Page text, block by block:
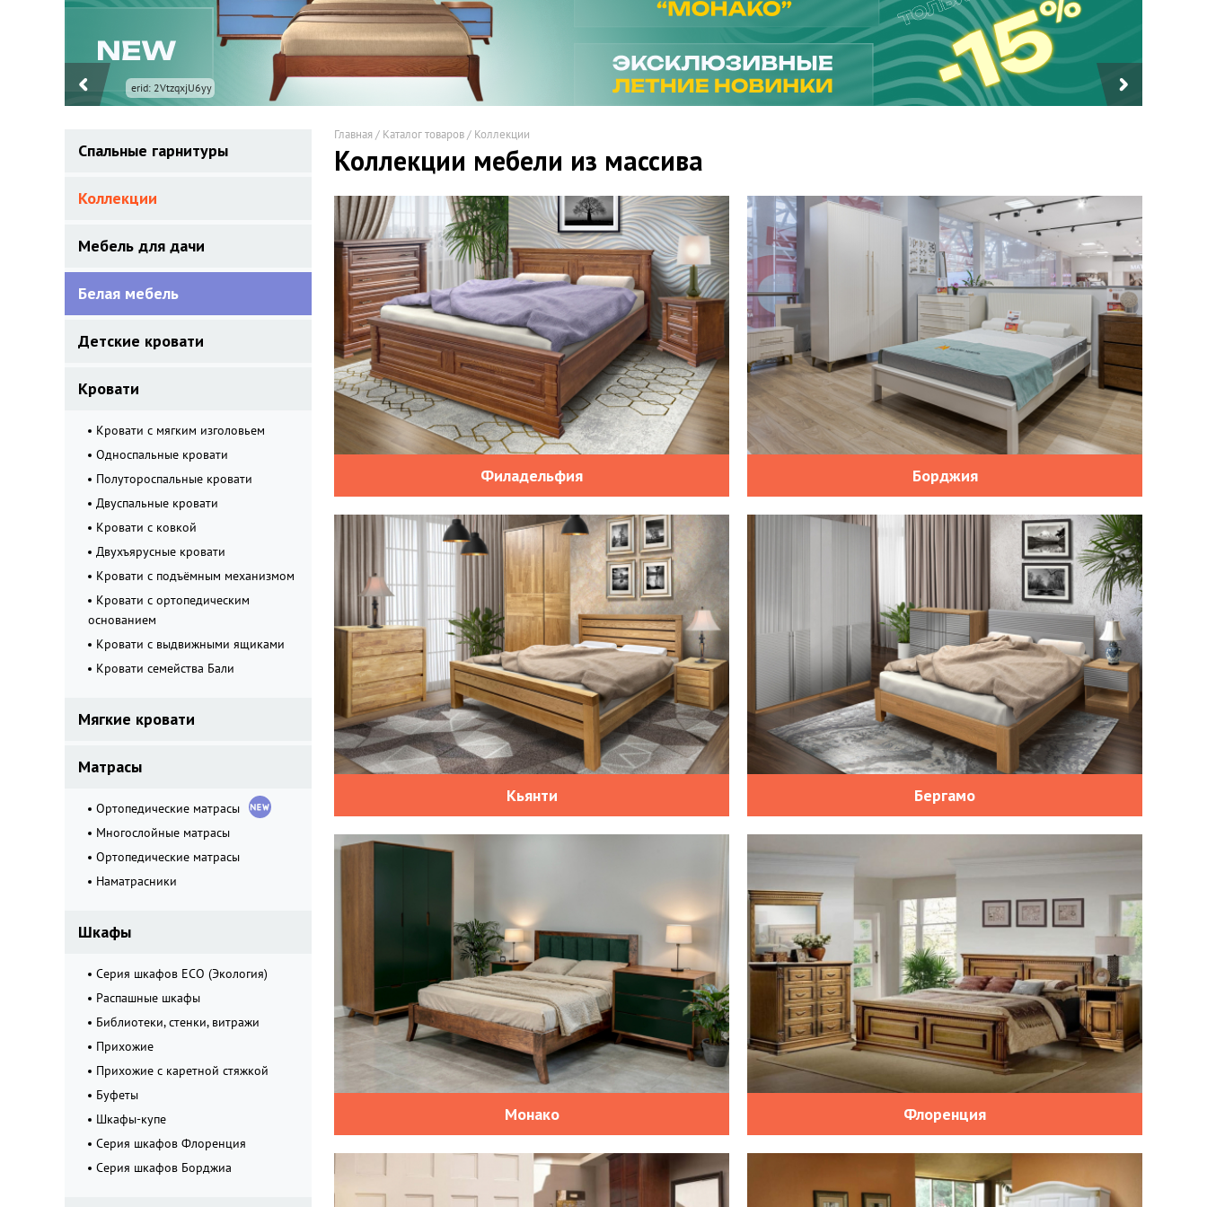
Спальные гарнитуры
Коллекции
Мебель для дачи
Белая мебель
Детские кровати
Кровати
Кровати с мягким изголовьем
Односпальные кровати
Полутороспальные кровати
Двуспальные кровати
Кровати с ковкой
Двухъярусные кровати
Кровати с подъёмным механизмом
Кровати с ортопедическим
основанием
Кровати с выдвижными ящиками
Кровати семейства Бали
Мягкие кровати
Матрасы
Ортопедические матрасы
Многослойные матрасы
Ортопедические матрасы
Наматрасники
Шкафы
Серия шкафов ECO (Экология)
Распашные шкафы
Библиотеки, стенки, витражи
Прихожие
Прихожие с каретной стяжкой
Буфеты
Шкафы-купе
Серия шкафов Флоренция
Серия шкафов Борджиа
Главная/ Каталог товаров/ Коллекции
Коллекции мебели из массива
Филадельфия Борджия
Кьянти Бергамо
Монако Флоренция